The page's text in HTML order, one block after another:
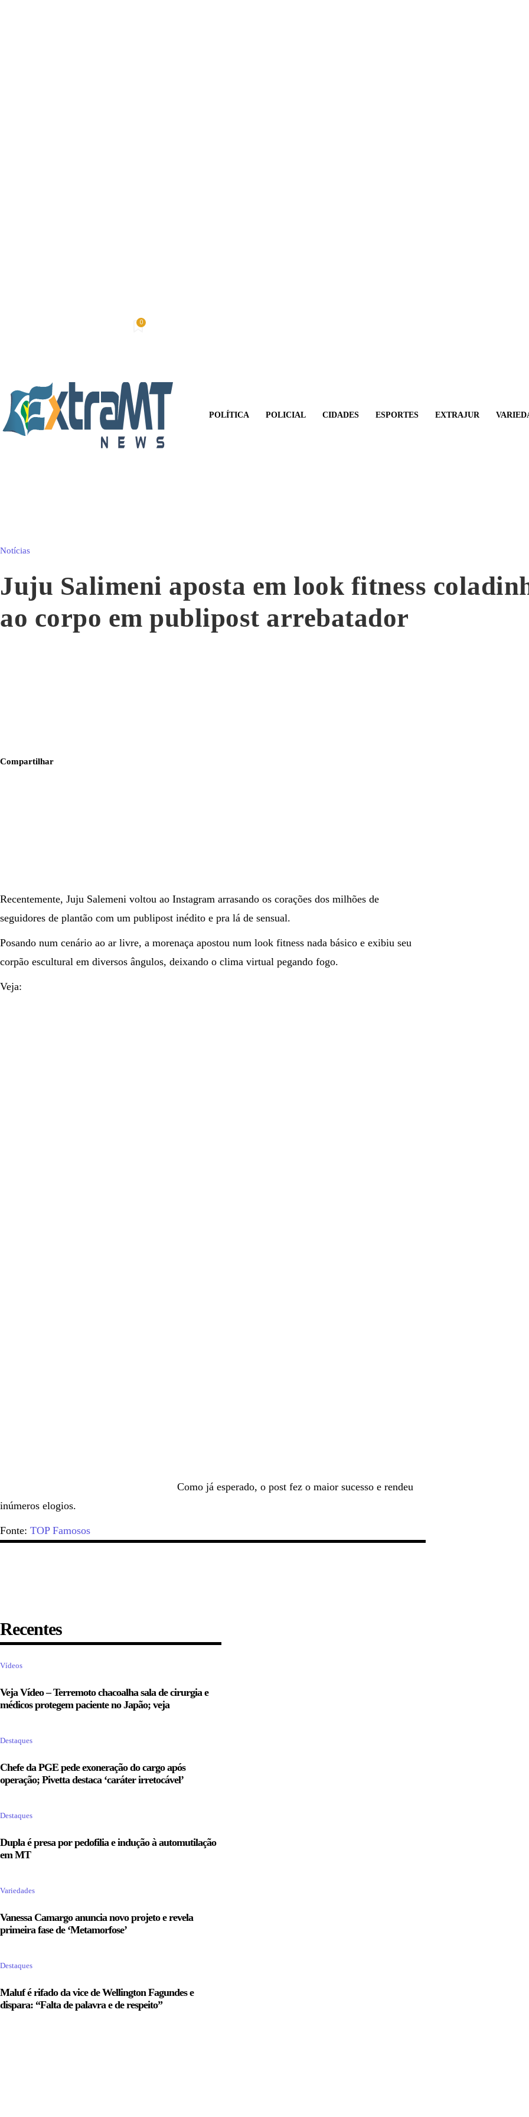
0
POLÍTICA POLICIAL CIDADES ESPORTES EXTRAJUR
Notícias
Juju Salimeni aposta em look fitness
ao corpo em publipost arrebatador
Compartilhar
Recentemente, Juju Salemeni voltou ao Instagram arrasando os corações dos milhões de
seguidores de plantão com um publipost inédito e pra lá de sensual.
Posando num cenário ao ar livre, a morenaça apostou num look fitness nada básico e exibiu seu
corpão escultural em diversos ângulos, deixando o clima virtual pegando fogo.
Veja:
Como já esperado, o post fez o maior sucesso e rendeu
inúmeros elogios.
Fonte: TOP Famosos
Recentes
Vídeos
Veja Vídeo – Terremoto chacoalha sala de cirurgia e
médicos protegem paciente no Japão; veja
Destaques
Chefe da PGE pede exoneração do cargo após
operação; Pivetta destaca ‘caráter irretocável’
Destaques
Dupla é presa por pedofilia e indução à automutilação
em MT
Variedades
Vanessa Camargo anuncia novo projeto e revela
primeira fase de ‘Metamorfose’
Destaques
Maluf é rifado da vice de Wellington Fagundes e
dispara: “Falta de palavra e de respeito”